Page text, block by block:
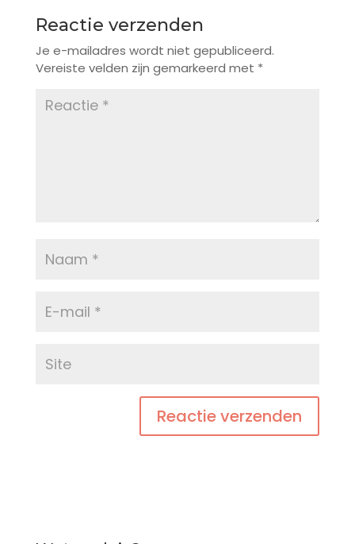
Reactie verzenden
Je e-mailadres wordt niet gepubliceerd.
Vereiste velden zijn gemarkeerd met *